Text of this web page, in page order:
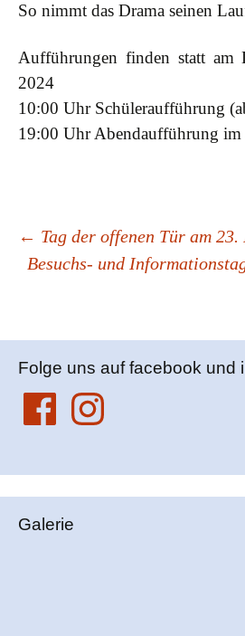
So nimmt das Drama seinen
Aufführungen finden statt am
2024
10:00 Uhr Schüleraufführung
19:00 Uhr Abendaufführung im
Beitrags-
Navigation
← Tag der offenen Tür am 23.
Besuchs- und
Folge uns auf facebook und
FacebookInstagram
Galerie